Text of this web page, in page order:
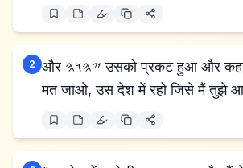
2 और 𐤉𐤄𐤅𐤄 उसको प्रकट हुआ और कहा, “मिस्र में नीचे
मत जाओ, उस देश में रहो जिसे मैं तुझे